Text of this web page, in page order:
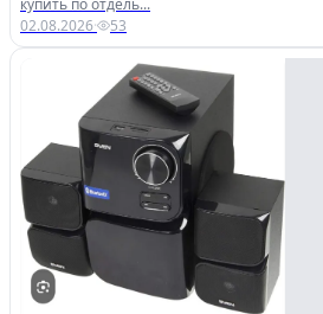
02.08.2026· 53